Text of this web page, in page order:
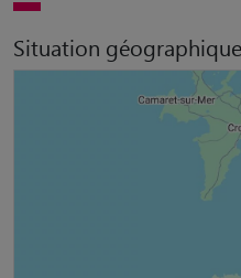
Situation géographique